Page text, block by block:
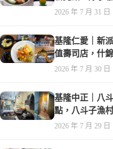
2026 年 7 月 31 日
基隆仁愛｜新
值壽司店，什
2026 年 7 月 30 日
基隆中正｜八
點，八斗子漁
值得走訪
2026 年 7 月 29 日